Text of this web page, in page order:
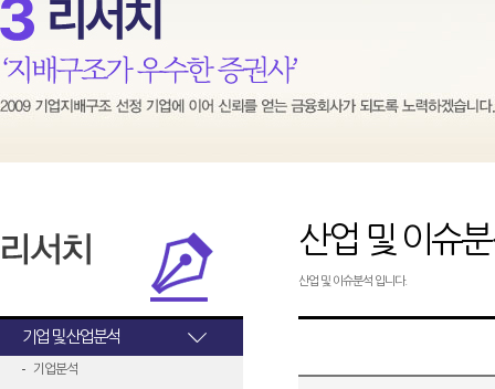
기업 및 산업분석
기업분석
산업 및 이슈
산업 및 이슈분석 입니다.